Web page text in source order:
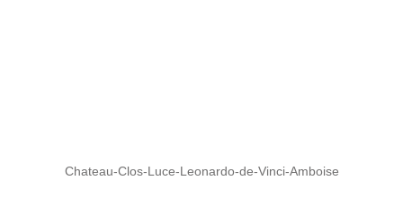
Chateau-Clos-Luce-Leonardo-de-Vinci-Amboise